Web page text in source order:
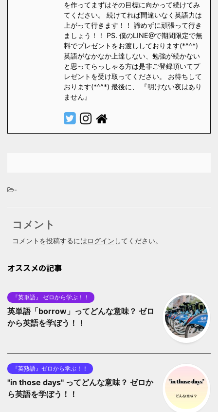
を作ってまずはその目標に向かって続けてみ
てください。 続けてれば間違いなく英語力は
上がって行きます！！ 諦めずに頑張って行き
ましょう！！ PS. 僕のLINE@で期間限定で無
料でプレゼントをお渡ししております(*^^*)
英語がなかなか上達しない、勉強が続かない
と思ってらっしゃる方は是非ご登録頂いてプ
レゼントを受け取ってください。 お待ちして
おります(*^^*) 最後に、 『明けない夜はあり
ません』
-
コメント
コメントを投稿するにはログイン してください。
オススメの記事
『英単語』 ゼロから学ぶ！！
英単語「borrow」ってどんな意味？ ゼロ
から英語を学ぼう！！
『英熟語』ゼロから学ぶ！！
"in those days" ってどんな意味？ ゼロか
ら英語を学ぼう！！